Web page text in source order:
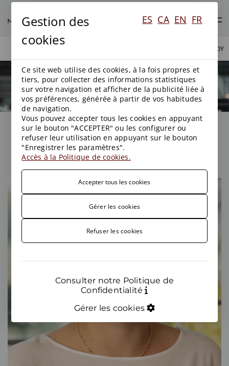
TONA RAVENTÓS ROY
PROFESSIONNELS
Tona Raventós Roy
Gestion des
cookies
ES CA EN FR
Ce site web utilise des cookies, à la fois propres et
tiers, pour collecter des informations statistiques
sur votre navigation et afficher de la publicité liée à
vos préférences, générée à partir de vos habitudes
de navigation.
Vous pouvez accepter tous les cookies en appuyant
sur le bouton "ACCEPTER" ou les configurer ou
refuser leur utilisation en appuyant sur le bouton
"Enregistrer les paramètres".
Accès à la Politique de cookies.
Accepter tous les cookies
Gérer les cookies
Refuser les cookies
Consulter notre Politique de
Confidentialité
Gérer les cookies